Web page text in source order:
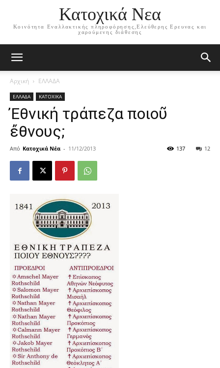
Κατοχικά Νεα
Κοινότητα Εναλλακτικής πληροφόρησης,Ελεύθερης Ερευνας και
χαρούμενης διάθεσης
Αρχική ΕΛΛΑΔΑ
ΕΛΛΑΔΑ ΚΑΤΟΧΙΚΑ
Ἐθνική τράπεζα ποιοῦ
ἔθνους;
Από Κατοχικά Νέα - 11/12/2013 12
137